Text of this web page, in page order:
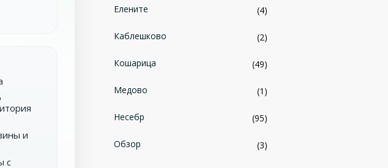
и
с
Елените (4)
Каблешково (2)
Кошарица (49)
Медово (1)
Несебр (95)
Обзор (3)